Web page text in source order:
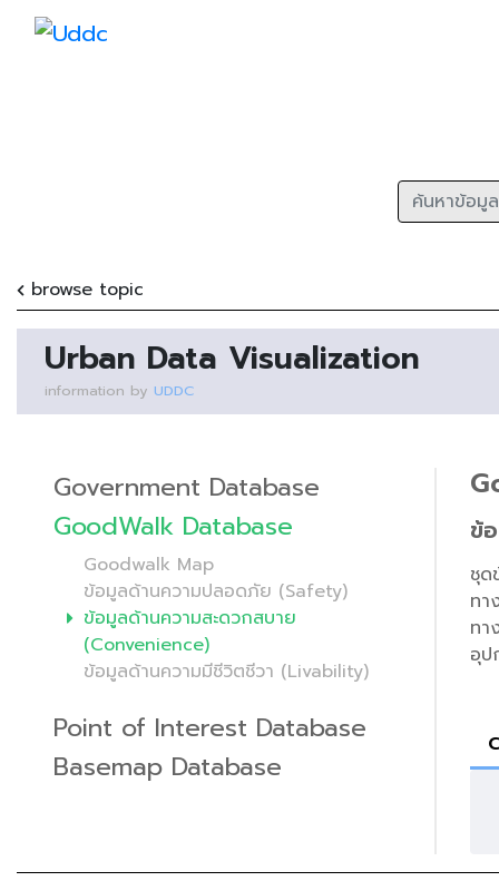
browse topic
Urban Data Visualization
information by UDDC
Government Database
GoodWalk Database
Goodwalk Map
ข้อมูลด้านความปลอดภัย (Safety)
ข้อมูลด้านความสะดวกสบาย
(Convenience)
ข้อมูลด้านความมีชีวิตชีวา (Livability)
Point of Interest Database
Basemap Database
ข้
ชุด
ทา
ทา
อุป